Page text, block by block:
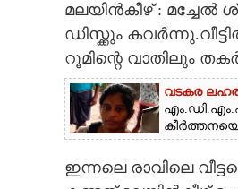
PHOTOS
LIFESTYLE
മലയിൻകീഴ് : മച്ചേൽ
ഡിസ്ക്കും
റൂമിന്റെ വാതിലും
വടകര
കീർത്തനയെ
ഇന്നലെ രാവിലെ